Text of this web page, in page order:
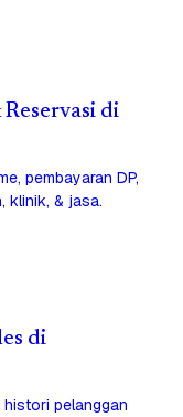
di
pembayaran DP,
klinik, & jasa.
di
pelanggan